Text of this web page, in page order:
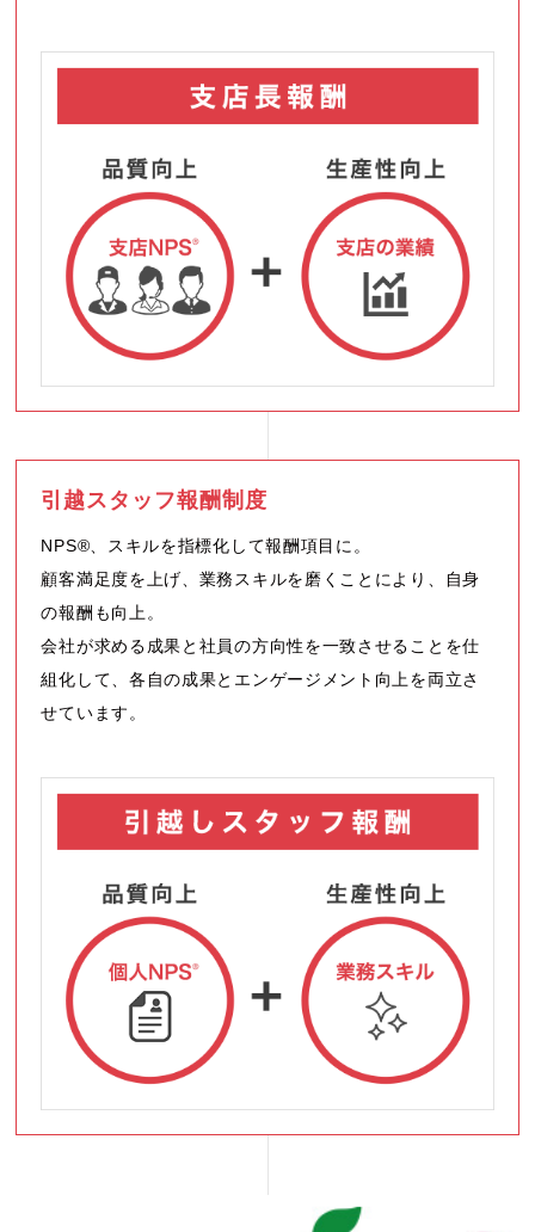
引越スタッフ報酬制度
NPS®、スキルを指標化して報酬項目に。
顧客満足度を上げ、業務スキルを磨くことにより、自身
の報酬も向上。
会社が求める成果と社員の方向性を一致させることを仕
組化して、各自の成果とエンゲージメント向上を両立さ
せています。